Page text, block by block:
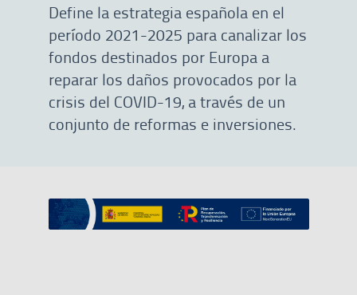
Define la estrategia española en el
período 2021-2025 para canalizar los
fondos destinados por Europa a
reparar los daños provocados por la
crisis del COVID-19, a través de un
conjunto de reformas e inversiones.